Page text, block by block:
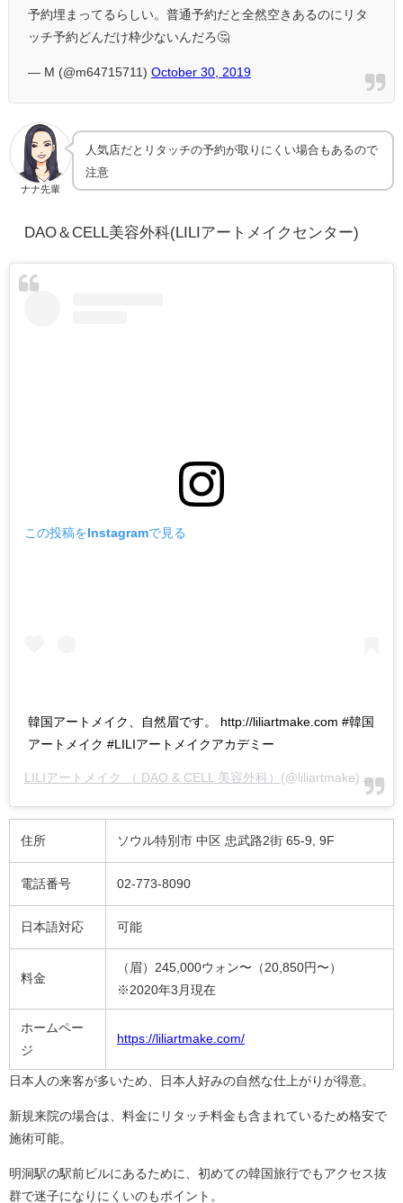
予約埋まってるらしい。普通予約だと全然空きあるのにリタ
ッチ予約どんだけ枠少ないんだろ🤔
— M (@m64715711) October 30, 2019
ナナ先輩
人気店だとリタッチの予約が取りにくい場合もあるので
注意
DAO＆CELL美容外科(LILIアートメイクセンター)
この投稿をInstagramで見る
韓国アートメイク、自然眉です。 http://liliartmake.com #韓国
アートメイク #LILIアートメイクアカデミー
LILIアートメイク （ DAO & CELL 美容外科） (@liliartmake)がシェアした投稿 -
住所 ソウル特別市 中区 忠武路2街 65-9, 9F
電話番号 02-773-8090
日本語対応 可能
料金
（眉）245,000ウォン〜（20,850円〜）
※2020年3月現在
ホームペー
ジ
https://liliartmake.com/
日本人の来客が多いため、日本人好みの自然な仕上がりが得意。
新規来院の場合は、料金にリタッチ料金も含まれているため格安で
施術可能。
明洞駅の駅前ビルにあるために、初めての韓国旅行でもアクセス抜
群で迷子になりにくいのもポイント。